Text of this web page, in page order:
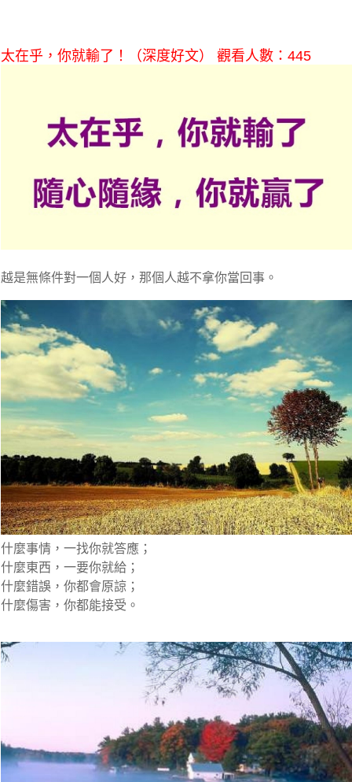
太在乎，你就輸了！（深度好文） 觀看人數：445
越是無條件對一個人好，那個人越不拿你當回事。
什麼事情，一找你就答應；
什麼東西，一要你就給；
什麼錯誤，你都會原諒；
什麼傷害，你都能接受。